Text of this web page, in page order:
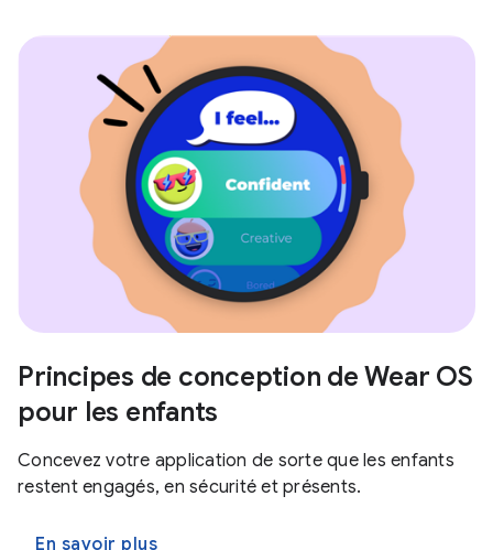
Principes de conception de Wear OS
pour les enfants
Concevez votre application de sorte que les enfants
restent engagés, en sécurité et présents.
En savoir plus